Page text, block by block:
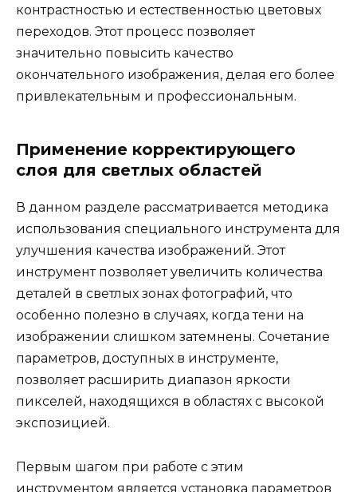
контрастностью и естественностью цветовых
переходов. Этот процесс позволяет
значительно повысить качество
окончательного изображения, делая его более
привлекательным и профессиональным.
Применение корректирующего
слоя для светлых областей
В данном разделе рассматривается методика
использования специального инструмента для
улучшения качества изображений. Этот
инструмент позволяет увеличить количества
деталей в светлых зонах фотографий, что
особенно полезно в случаях, когда тени на
изображении слишком затемнены. Сочетание
параметров, доступных в инструменте,
позволяет расширить диапазон яркости
пикселей, находящихся в областях с высокой
экспозицией.
Первым шагом при работе с этим
инструментом является установка параметров